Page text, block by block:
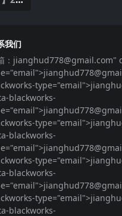
我们
： jianghud778@gmail.com"
type="email">
blackworks-
type="email">
blackworks-
type="email">
blackworks-
type="email">
blackworks-